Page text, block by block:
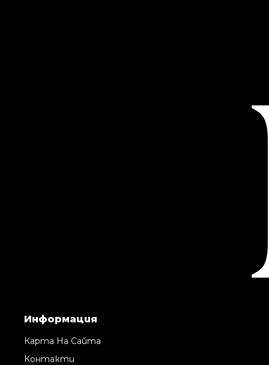
Информация
Карта На Сайта
Контакти